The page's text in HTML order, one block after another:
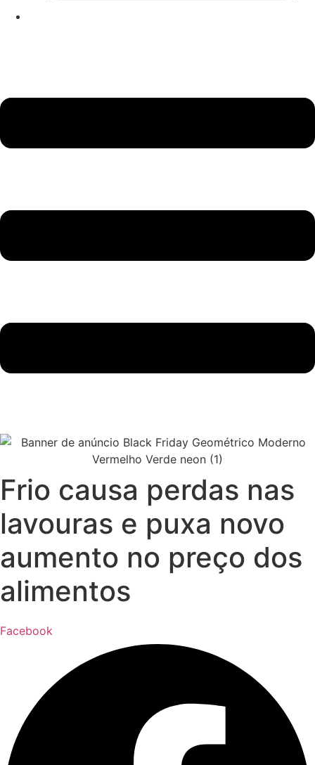
Frio causa perdas nas
lavouras e puxa novo
aumento no preço dos
alimentos
Facebook